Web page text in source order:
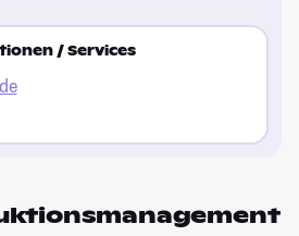
/ Services